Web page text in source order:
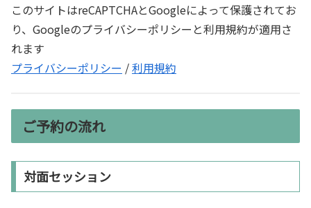
このサイトはreCAPTCHAとGoogleによって保護されてお
り、Googleのプライバシーポリシーと利用規約が適用さ
れます
プライバシーポリシー /利用規約
ご予約の流れ
対面セッション